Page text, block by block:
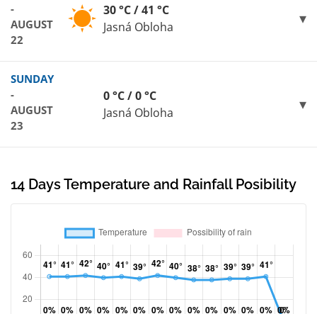
-
AUGUST
22
30 °C / 41 °C
Jasná Obloha
SUNDAY
-
AUGUST
23
0 °C / 0 °C
Jasná Obloha
14 Days Temperature and Rainfall Posibility